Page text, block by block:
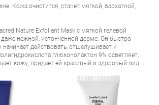
Кожа очистится, станет мягкой, бархатной,
Nature Exfoliant Mask с мягкой гелевой
даже нежной, истонченной дерме. Он быстро
начинает действовать, отшелушивает и
глюконолактон 9% осветляет,
кожу, придает ей красивый и здоровый вид.